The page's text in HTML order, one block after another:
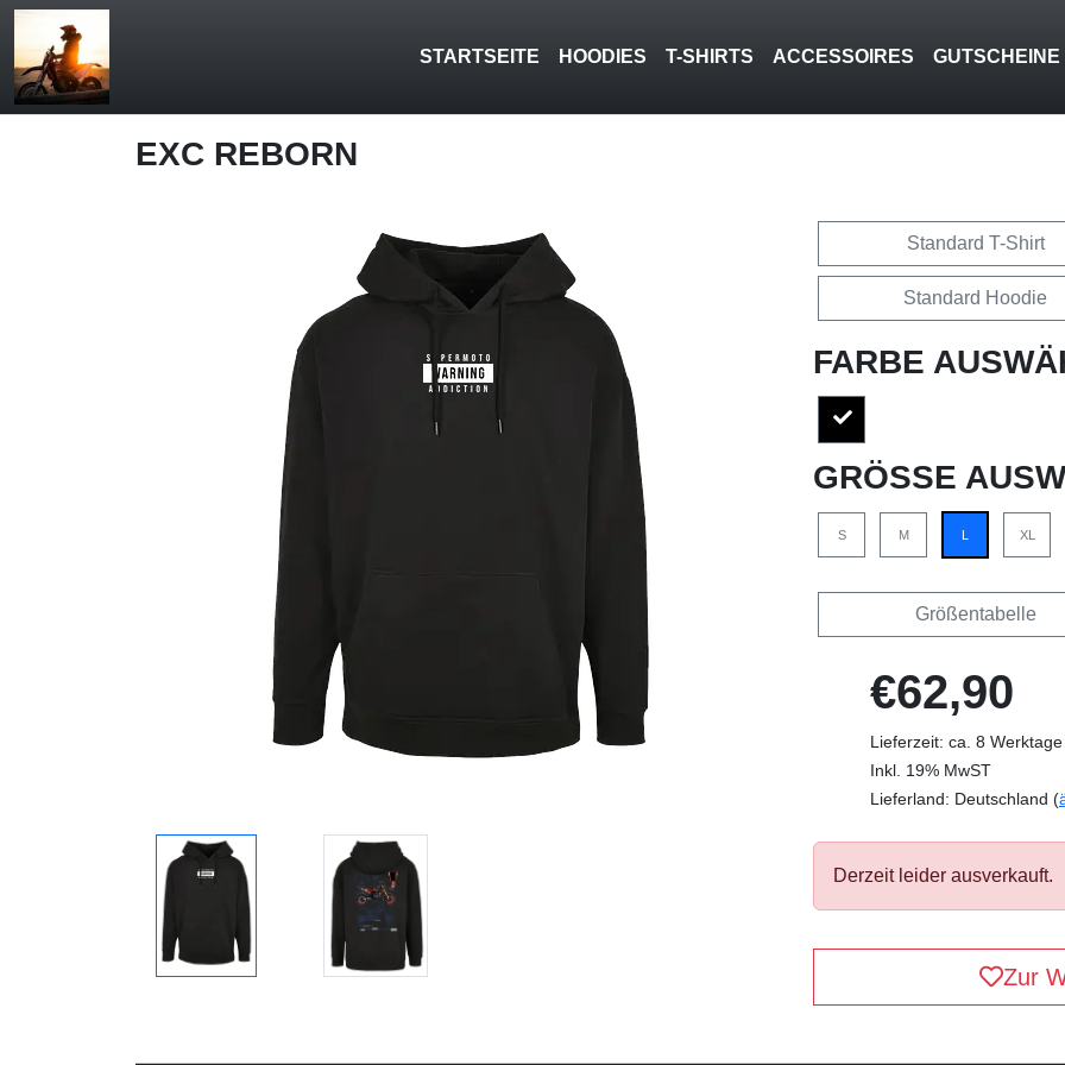
STARTSEITE HOODIES T-SHIRTS ACCESSOIRES GUTSCHEINE
EXC REBORN
Standard T-Shirt
Standard Hoodie
FARBE
GRÖSSE
S M L XL
Größentabelle
€62,90
Lieferzeit: ca. 8 Werktage
Inkl. 19% MwST
Lieferland: Deutschland (
Derzeit leider ausverkauft.
Zur